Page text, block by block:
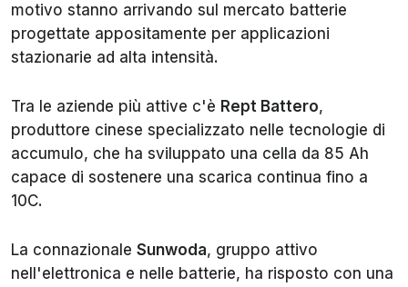
motivo stanno arrivando sul mercato batterie
progettate appositamente per applicazioni
stazionarie ad alta intensità.
Tra le aziende più attive c'è Rept Battero,
produttore cinese specializzato nelle tecnologie di
accumulo, che ha sviluppato una cella da 85 Ah
capace di sostenere una scarica continua fino a
10C.
La connazionale Sunwoda, gruppo attivo
nell'elettronica e nelle batterie, ha risposto con una